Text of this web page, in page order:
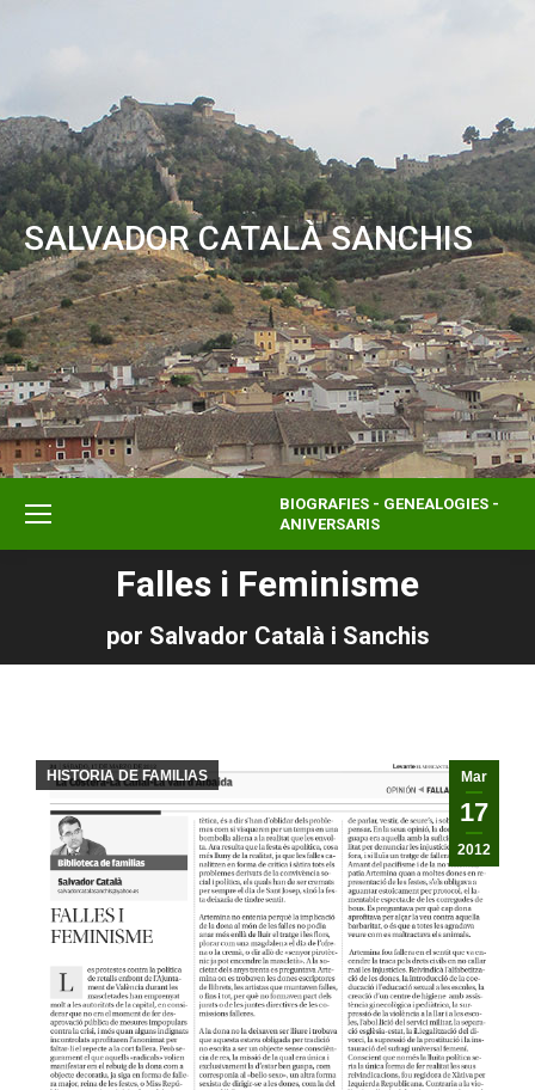
SALVADOR CATALÀ SANCHIS
BIOGRAFIES - GENEALOGIES -
ANIVERSARIS
Falles i Feminisme
por Salvador Català i Sanchis
Mar
17
2012
HISTORIA DE FAMILIAS